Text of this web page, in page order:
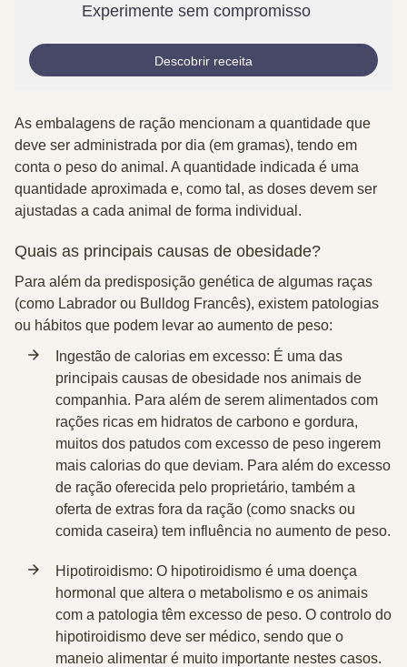
Experimente sem compromisso
Descobrir receita
As embalagens de ração mencionam a quantidade que
deve ser administrada por dia (em gramas), tendo em
conta o peso do animal. A quantidade indicada é uma
quantidade aproximada e, como tal, as doses devem ser
ajustadas a cada animal de forma individual.
Quais as principais causas de obesidade?
Para além da predisposição genética de algumas raças
(como Labrador ou Bulldog Francês), existem patologias
ou hábitos que podem levar ao aumento de peso:
Ingestão de calorias em excesso: É uma das
principais causas de obesidade nos animais de
companhia. Para além de serem alimentados com
rações ricas em hidratos de carbono e gordura,
muitos dos patudos com excesso de peso ingerem
mais calorias do que deviam. Para além do excesso
de ração oferecida pelo proprietário, também a
oferta de extras fora da ração (como snacks ou
comida caseira) tem influência no aumento de peso.
Hipotiroidismo: O hipotiroidismo é uma doença
hormonal que altera o metabolismo e os animais
com a patologia têm excesso de peso. O controlo do
hipotiroidismo deve ser médico, sendo que o
maneio alimentar é muito importante nestes casos.